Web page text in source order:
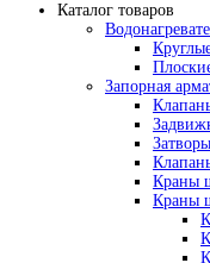
Каталог товаров
Запорная
Затворы
Краны
Краны